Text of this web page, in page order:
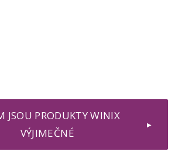
▶
JSOU PRODUKTY WINIX
VÝJIMEČNÉ